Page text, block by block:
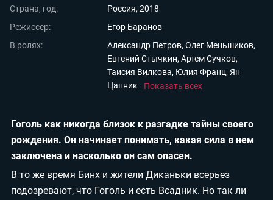
Мои места
Моя личная афиша
Страна, год:
Россия, 2018
Режиссер:
Егор Баранов
В ролях:
Александр Петров, Олег Меньшиков,
Евгений Стычкин, Артем Сучков,
Таисия Вилкова, Юлия Франц, Ян
Цапник
Показать всех
Гоголь как никогда близок к разгадке тайны своего
рождения. Он начинает понимать, какая сила в нем
заключена и насколько он сам опасен.
В то же время Бинх и жители Диканьки всерьез
подозревают, что Гоголь и есть Всадник. Но так ли